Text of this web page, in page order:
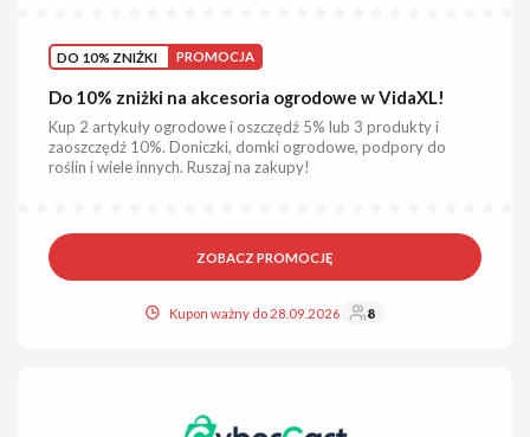
DO 10% ZNIŻKI PROMOCJA
Do 10% zniżki na akcesoria ogrodowe w VidaXL!
Kup 2 artykuły ogrodowe i oszczędź 5% lub 3 produkty i
zaoszczędź 10%. Doniczki, domki ogrodowe, podpory do
roślin i wiele innych. Ruszaj na zakupy!
ZOBACZ PROMOCJĘ
Kupon ważny do 28.09.2026 8